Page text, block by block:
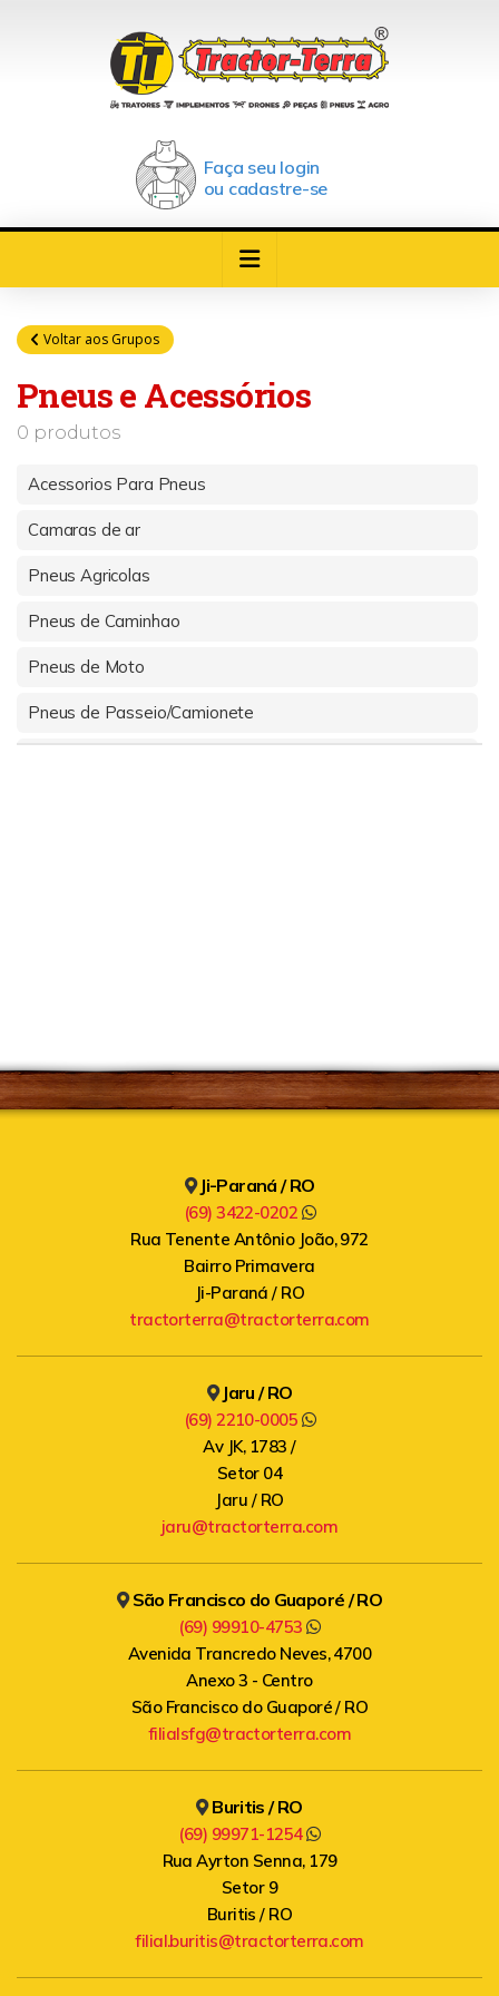
Faça seu login
ou cadastre-se
Voltar aos Grupos
Pneus e Acessórios
0 produtos
Acessorios Para Pneus
Camaras de ar
Pneus Agricolas
Pneus de Caminhao
Pneus de Moto
Pneus de Passeio/Camionete
Ji-Paraná / RO
(69) 3422-0202
Rua Tenente Antônio João, 972
Bairro Primavera
Ji-Paraná / RO
tractorterra@tractorterra.com
Jaru / RO
(69) 2210-0005
Av JK, 1783 /
Setor 04
Jaru / RO
jaru@tractorterra.com
São Francisco do Guaporé / RO
(69) 99910-4753
Avenida Trancredo Neves, 4700
Anexo 3 - Centro
São Francisco do Guaporé / RO
filialsfg@tractorterra.com
Buritis / RO
(69) 99971-1254
Rua Ayrton Senna, 179
Setor 9
Buritis / RO
filial.buritis@tractorterra.com